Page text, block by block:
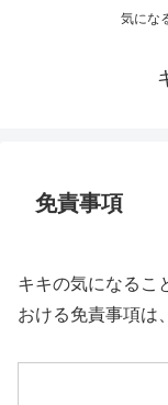
気にな
免責事項
キキの気になるこ
おける免責事項は